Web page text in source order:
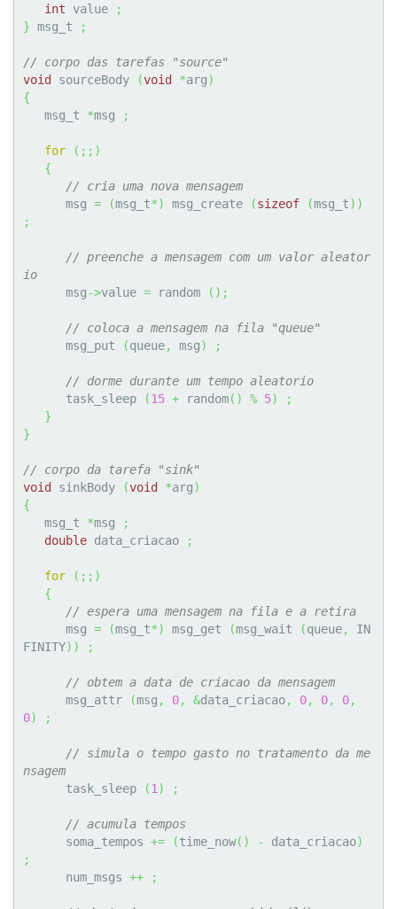
int value
;
} msg_t ;
// corpo das tarefas "source"
void
sourceBody (void *arg)
{
   msg_t
*msg ;
for ( ;; )
{
// cria uma nova mensagem
      msg
= (msg_t*) msg_create (sizeof (msg_t) )
;
// preenche a mensagem com um valor aleator
io
      msg
->value = random ( ) ;
// coloca a mensagem na fila "queue"
      msg_put
(queue, msg) ;
// dorme durante um tempo aleatorio
      task_sleep
(15 + random( ) % 5)
;
}
}
// corpo da tarefa "sink"
void
sinkBody (void *arg)
{
   msg_t
*msg
;
double data_criacao ;
for ( ;; )
{
// espera uma mensagem na fila e a retira
      msg
= (msg_t*) msg_get (msg_wait (queue,
IN
FINITY) ) ;
// obtem a data de criacao da mensagem
      msg_attr
(msg , 0, &data_criacao, 0, 0, 0,
0) ;
// simula o tempo gasto no tratamento da me
nsagem
      task_sleep
(1 ) ;
// acumula tempos
      soma_tempos
+= (time_now( ) - data_criacao)
;
      num_msgs
++ ;